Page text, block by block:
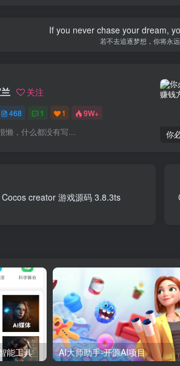
If you never chase your dream,
若不去追逐梦想，你将永
关注
468 1 1 9W+
懒，什么都没有写...
creator 游戏源码 3.8.3ts
能工具 AI大师助手-开源AI项目